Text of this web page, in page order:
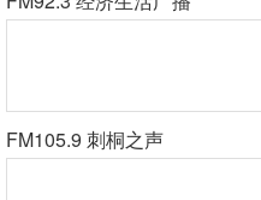
FM105.9 刺桐之声